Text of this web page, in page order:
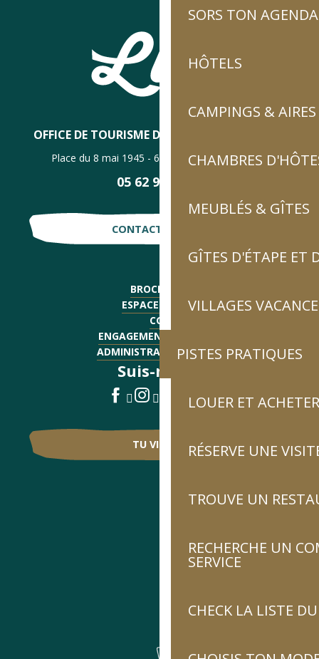
SORS TON AGENDA
HÔTELS
CAMPINGS &
CHAMBRES
MEUBLÉS & GÎTES
GÎTES D'ÉTAPE ET
VILLAGES
PISTES PRATIQUES
LOUER ET
RÉSERVE UNE
TROUVE UN
RECHERCHE UN
SERVICE
CHECK LA LISTE
OFFICE DE TOURISME DE LUZ-SAINT-SAUVEUR
Place du 8 mai 1945 - 65120 Luz-Saint-Sauveur
05 62 92 30 30
CONTACTE-NOUS !
BROCHURES
ESPACE PRESSE
CGV
ENGAGEMENTS QUALITÉ
ADMINISTRATIF - EMPLOI
Suis-nous !
TU VIENS ?